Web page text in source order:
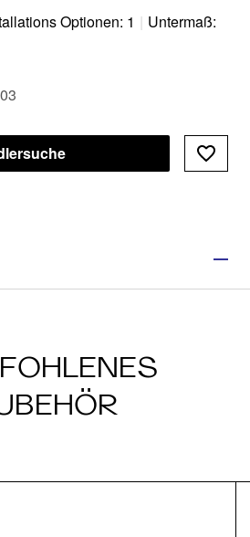
Optionen: 1 | Untermaß: